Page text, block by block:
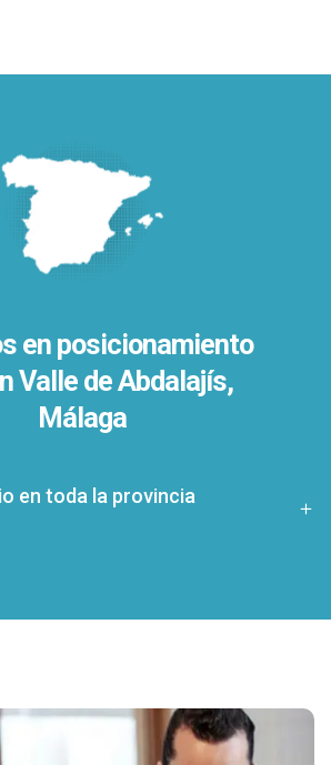
en posicionamiento
Valle de Abdalajís,
Málaga
en toda la provincia